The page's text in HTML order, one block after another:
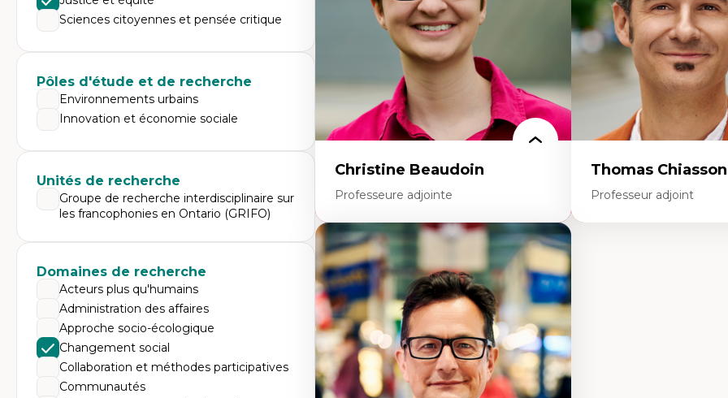
Sciences citoyennes et pensée critique
Pôles d'étude et de recherche
Environnements urbains
Innovation et économie sociale
Unités de recherche
Groupe de recherche interdisciplinaire sur
les francophonies en Ontario (GRIFO)
Domaines de recherche
Acteurs plus qu'humains
Administration des affaires
Approche socio-écologique
Changement social
Collaboration et méthodes participatives
Communautés
Christine Beaudoin
Professeure adjointe
Expertises
Méthodes de recherche
Acteurs plus qu'humains
Approches socio-écologiques
Conservation de la biodiversité
Collaboration et méthodes participatives
Études des sciences
Relations humain-environnement
Transdisciplinarité
Thomas
Professeur adjoint